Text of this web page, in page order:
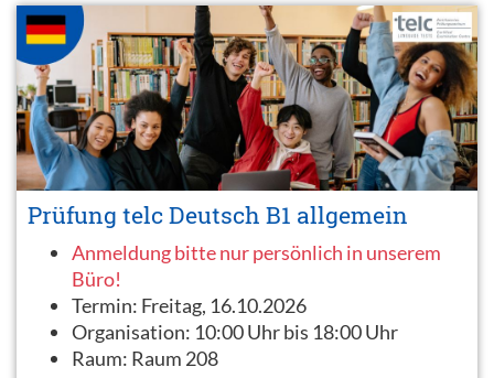
Prüfung telc Deutsch B1 allgemein
Anmeldung bitte nur persönlich in unserem
Büro!
Termin: Freitag, 16.10.2026
Organisation: 10:00 Uhr bis 18:00 Uhr
Raum: Raum 208